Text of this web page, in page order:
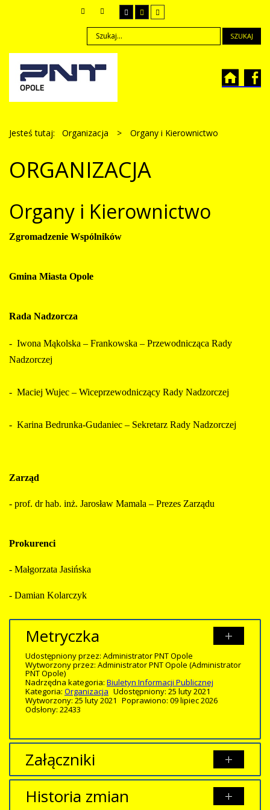
SZUKAJ
Jesteś tutaj: Organizacja > Organy i Kierownictwo
ORGANIZACJA
Organy i Kierownictwo
Zgromadzenie Wspólników
Gmina Miasta Opole
Rada Nadzorcza
- Iwona Mąkolska – Frankowska – Przewodnicząca Rady
Nadzorczej
- Maciej Wujec – Wiceprzewodniczący Rady Nadzorczej
- Karina Bedrunka-Gudaniec – Sekretarz Rady Nadzorczej
Zarząd
- prof. dr hab. inż. Jarosław Mamala – Prezes Zarządu
Prokurenci
- Małgorzata Jasińska
- Damian Kolarczyk
Metryczka
Udostępniony przez: Administrator PNT Opole
Wytworzony przez: Administrator PNT Opole (Administrator
PNT Opole)
Nadrzędna kategoria: Biuletyn Informacji Publicznej
Kategoria: Organizacja Udostępniony: 25 luty 2021
Wytworzony: 25 luty 2021 Poprawiono: 09 lipiec 2026
Odsłony: 22433
Załączniki
Brak załączników.
Historia zmian